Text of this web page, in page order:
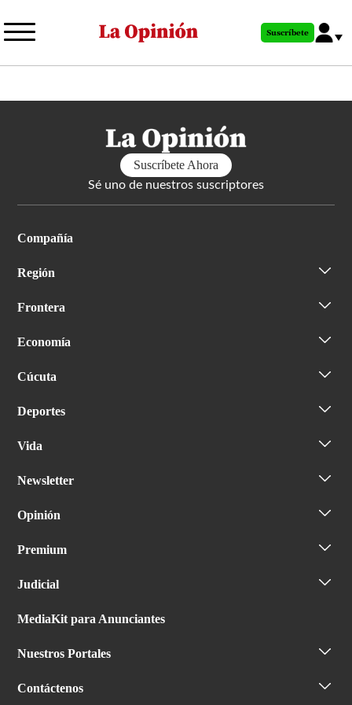
al
principal
Suscríbete
Suscríbete Ahora
Sé uno de nuestros suscriptores
Compañía
Región
Frontera
Economía
Cúcuta
Deportes
Vida
Newsletter
Opinión
Premium
Judicial
MediaKit para Anunciantes
Nuestros Portales
Contáctenos